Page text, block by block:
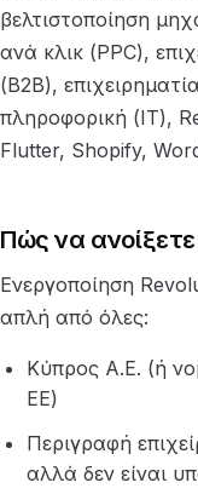
βελτιστοποίηση
ανά κλικ (PPC),
(B2B),
πληροφορική (IT),
Flutter, Shopify,
Πώς να
Ενεργοποίηση
απλή από όλες:
Κύπρος Α.Ε. (ή
ΕΕ)
Περιγραφή
αλλά δεν είναι